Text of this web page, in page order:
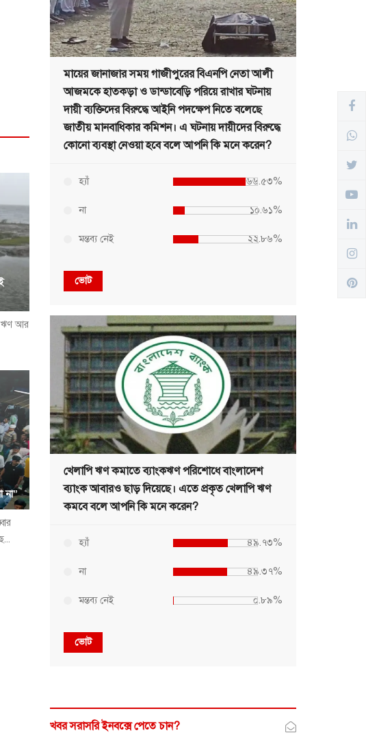
ঋণ আর
না”
মায়ের জানাজার সময় গাজীপুরের বিএনপি নেতা আলী
আজমকে হাতকড়া ও ডান্ডাবেড়ি পরিয়ে রাখার ঘটনায়
দায়ী ব্যক্তিদের বিরুদ্ধে আইনি পদক্ষেপ নিতে বলেছে
জাতীয় মানবাধিকার কমিশন। এ ঘটনায় দায়ীদের বিরুদ্ধে
কোনো ব্যবস্থা নেওয়া হবে বলে আপনি কি মনে করেন?
হ্যাঁ ৬৬.৫৩%
না ১০.৬১%
মন্তব্য নেই ২২.৮৬%
ভোট
খেলাপি ঋণ কমাতে ব্যাংকঋণ পরিশোধে বাংলাদেশ
ব্যাংক আবারও ছাড় দিয়েছে। এতে প্রকৃত খেলাপি ঋণ
কমবে বলে আপনি কি মনে করেন?
হ্যাঁ ৪৯.৭৩%
না ৪৯.৩৭%
মন্তব্য নেই ০.৮৯%
ভোট
খবর সরাসরি ইনবক্সে পেতে চান?